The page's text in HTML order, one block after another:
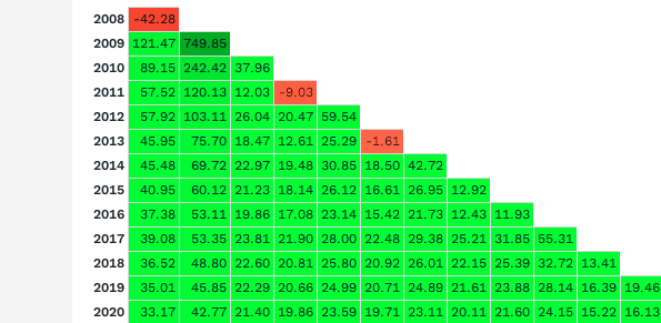
2008
-42.28
2009 121.47 749.85
2010
89.15 242.42 37.96
2011
57.52 120.13 12.03
-9.03
2012
57.92 103.11 26.04 20.47 59.54
2013
45.95 75.70 18.47 12.61 25.29
-1.61
2014
45.48 69.72 22.97 19.48 30.85 18.50 42.72
2015
40.95 60.12 21.23 18.14 26.12 16.61 26.95 12.92
2016
37.38 53.11 19.86 17.08 23.14 15.42 21.73 12.43 11.93
2017
39.08 53.35 23.81 21.90 28.00 22.48 29.38 25.21 31.85 55.31
2018
36.52 48.80 22.60 20.81 25.80 20.92 26.01 22.15 25.39 32.72 13.41
2019
35.01 45.85 22.29 20.66 24.99 20.71 24.89 21.61 23.88 28.14 16.39 19.46
2020
33.17 42.77 21.40 19.86 23.59 19.71 23.11 20.11 21.60 24.15 15.22 16.13